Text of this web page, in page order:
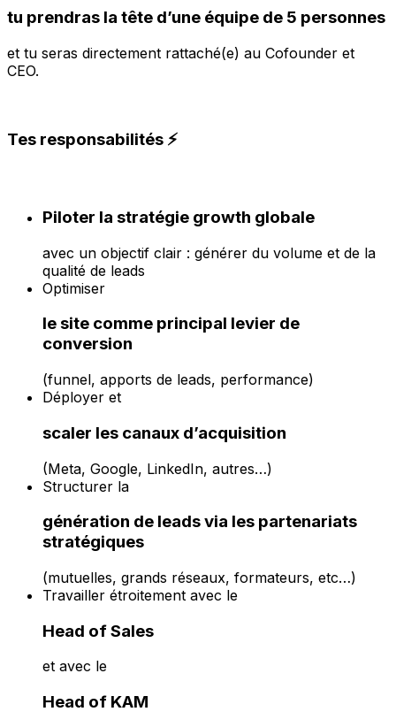
tu prendras la tête d’une équipe de 5 personnes
et tu seras directement rattaché(e) au Cofounder et
CEO.
Tes responsabilités ⚡️
Piloter la stratégie growth globale
avec un objectif clair : générer du volume et de la
qualité de leads
Optimiser
le site comme principal levier de
conversion
(funnel, apports de leads, performance)
Déployer et
scaler les canaux d’acquisition
(Meta, Google, LinkedIn, autres…)
Structurer la
génération de leads via les partenariats
stratégiques
(mutuelles, grands réseaux, formateurs, etc…)
Travailler étroitement avec le
Head of Sales
et avec le
Head of KAM